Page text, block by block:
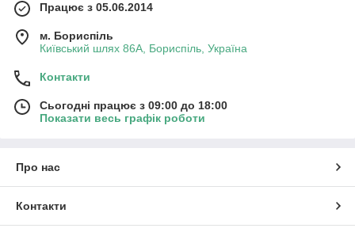
Працює з 05.06.2014
м. Бориспіль
Київський шлях 86А, Бориспіль, Україна
Контакти
Сьогодні працює з 09:00 до 18:00
Показати весь графік роботи
Про нас
Контакти